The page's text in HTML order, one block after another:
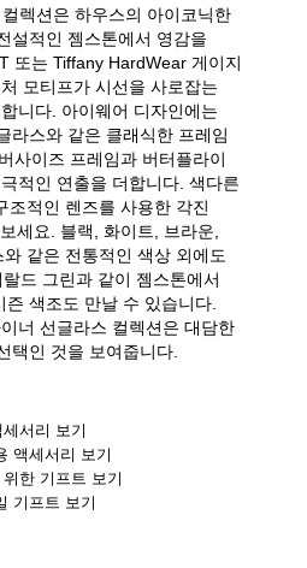
렉션은 하우스의 아이코닉한
설적인 젬스톤에서 영감을
또는 Tiffany HardWear 게이지
모티프가 시선을 사로잡는
니다. 아이웨어 디자인에는
라스와 같은 클래식한 프레임
사이즈 프레임과 버터플라이
적인 연출을 더합니다. 색다른
조적인 렌즈를 사용한 각진
세요. 블랙, 화이트, 브라운,
같은 전통적인 색상 외에도
드 그린과 같이 젬스톤에서
즌 색조도 만날 수 있습니다.
너 선글라스 컬렉션은 대담한
택인 것을 보여줍니다.
서리 보기
액세서리 보기
한 기프트 보기
기프트 보기